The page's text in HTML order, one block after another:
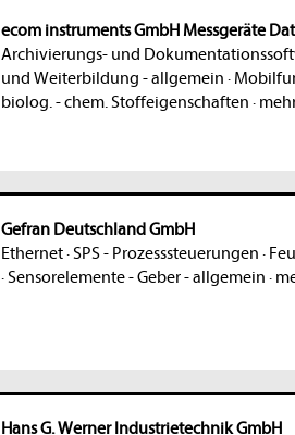
ecom instruments GmbH Messgeräte
Archivierungs- und
und Weiterbildung - allgemein ·
biolog. - chem. Stoffeigenschaften ·
Gefran Deutschland GmbH
Ethernet·SPS - Prozesssteuerungen ·
·Sensorelemente - Geber - allgemein ·
Hans G. Werner Industrietechnik GmbH